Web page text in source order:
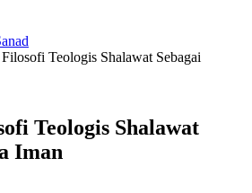
Teologis Shalawat Sebagai
Teologis Shalawat
Iman